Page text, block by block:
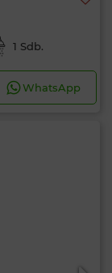
1 Sdb.
WhatsApp